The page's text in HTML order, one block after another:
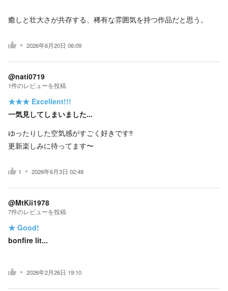
癒しと壮大さが共存する、稀有な雰囲気を持つ作品だと思う。
2026年6月20日 06:09
@nati0719
1件のレビューを投稿
★★★ Excellent!!!
一気見してしまいました...
ゆったりした空気感がすごく好きです‼︎
更新楽しみに待ってます〜
1 2026年6月3日 02:48
@MtKii1978
7件のレビューを投稿
★ Good!
bonfire lit...
2026年2月26日 19:10